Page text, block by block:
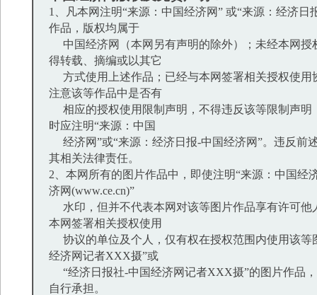
1、凡本网注明“来源：中国经济网” 或“来源：经济日
作品，版权均属于
中国经济网（本网另有声明的除外）；未经本网授
得转载、摘编或以其它
方式使用上述作品；已经与本网签署相关授权使用
注意该等作品中是否有
相应的授权使用限制声明，不得违反该等限制声明
时应注明“来源：中国
经济网”或“来源：经济日报-中国经济网”。违反前
其相关法律责任。
2、本网所有的图片作品中，即使注明“来源：中国经
济网(www.ce.cn)”
水印，但并不代表本网对该等图片作品享有许可他
本网签署相关授权使用
协议的单位及个人，仅有权在授权范围内使用该等
经济网记者XXX摄”或
“经济日报社-中国经济网记者XXX摄”的图片作品
自行承担。